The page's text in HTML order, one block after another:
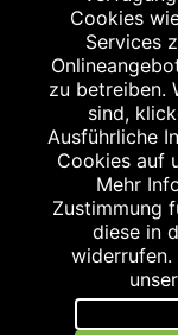
Abgabe in
und Satzfehler keine
Zu Risiken und
Sie Ihren Arzt oder
Angabe nach der
(AEP). Der AEP ist
AEP ist ein von den
Arzneimittel. Er
Abgabepreis, zu dem
unter 12 Jahren) das
abrechnet. Der AEP ist
Kostenübernahme
Zwangsrabattes (zur
Unverbindliche
Cookies
Services
zu betreiben.
sind,
Ausführliche
Cookies auf
Mehr
Zustimmung
diese in
widerrufen.